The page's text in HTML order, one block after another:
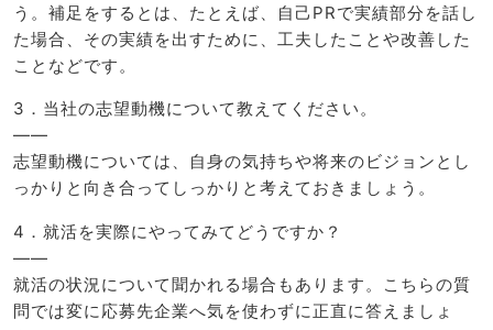
う。補足をするとは、たとえば、自己PRで実績部分を話し
た場合、その実績を出すために、工夫したことや改善した
ことなどです。
3．当社の志望動機について教えてください。
——
志望動機については、自身の気持ちや将来のビジョンとし
っかりと向き合ってしっかりと考えておきましょう。
4．就活を実際にやってみてどうですか？
——
就活の状況について聞かれる場合もあります。こちらの質
問では変に応募先企業へ気を使わずに正直に答えましょ